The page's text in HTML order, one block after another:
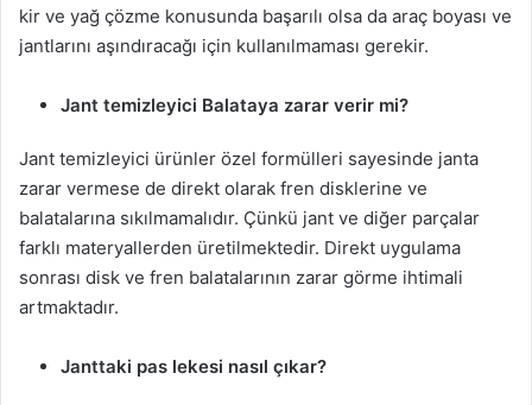
kir ve yağ çözme konusunda başarılı olsa da araç boyası ve
jantlarını aşındıracağı için kullanılmaması gerekir.
Jant temizleyici Balataya zarar verir mi?
Jant temizleyici ürünler özel formülleri sayesinde janta
zarar vermese de direkt olarak fren disklerine ve
balatalarına sıkılmamalıdır. Çünkü jant ve diğer parçalar
farklı materyallerden üretilmektedir. Direkt uygulama
sonrası disk ve fren balatalarının zarar görme ihtimali
artmaktadır.
Janttaki pas lekesi nasıl çıkar?